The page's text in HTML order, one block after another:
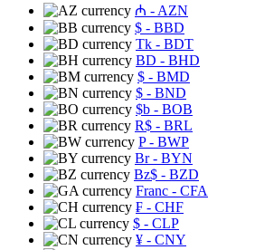
₼ - AZN
$ - BBD
Tk - BDT
BD - BHD
$ - BMD
$ - BND
$b - BOB
R$ - BRL
P- BWP
Br- BYN
Bz$ - BZD
Franc - CFA
₣ - CHF
$ - CLP
¥ - CNY